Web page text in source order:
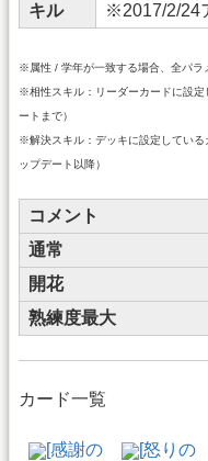
キル
※2017/2/24
※属性 / 学年が一致する場合、全パラ
※相性スキル：リーダーカードに設
ートまで）
※解決スキル：デッキに設定してい
ップデート以降）
コメント
通常
開花
熟練度最大
カード一覧
[感謝の
[怒りの